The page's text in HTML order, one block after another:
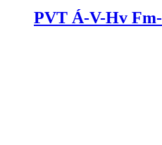
PVT Á-V-Hv